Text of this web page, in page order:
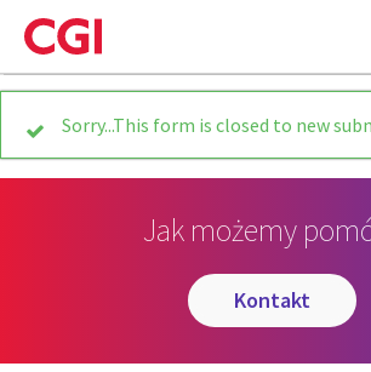
Skip
to
main
Status
message
Sorry...This form is closed to new
Jak możemy
kontakt